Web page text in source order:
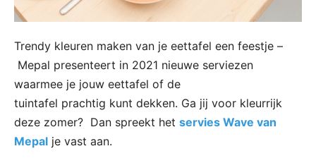
Trendy kleuren maken van je eettafel een feestje –
Mepal presenteert in 2021 nieuwe serviezen
waarmee je jouw eettafel of de
tuintafel prachtig kunt dekken. Ga jij voor kleurrijk
deze zomer? Dan spreekt het servies Wave van
Mepal je vast aan.